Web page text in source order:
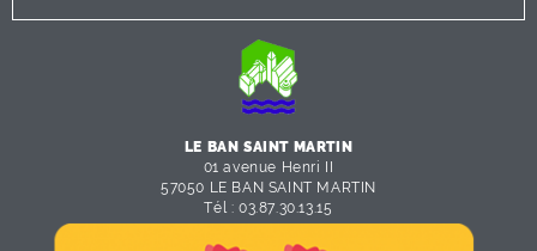
LE BAN SAINT MARTIN
01 avenue Henri II
57050 LE BAN SAINT MARTIN
Tél :03.87.30.13.15